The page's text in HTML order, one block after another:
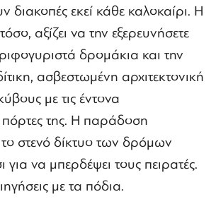
διακοπές εκεί κάθε καλοκαίρι. Η
αξίζει να την εξερευνήσετε
δρομάκια και την
ασβεστωμένη αρχιτεκτονική
με τις έντονα
της. Η παράδοση
το στενό δίκτυο των δρόμων
για να μπερδέψει τους πειρατές.
με τα πόδια.